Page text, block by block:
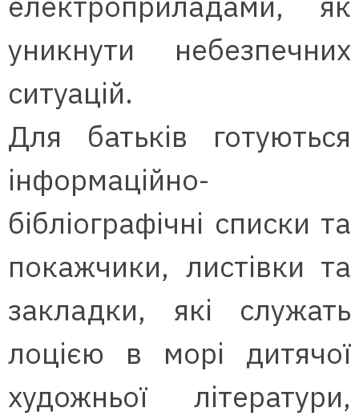
уникнути небезпечних
ситуацій.
Для батьків готуються
інформаційно-
бібліографічні списки та
покажчики, листівки та
закладки, які служать
лоцією в морі дитячої
художньої літератури,